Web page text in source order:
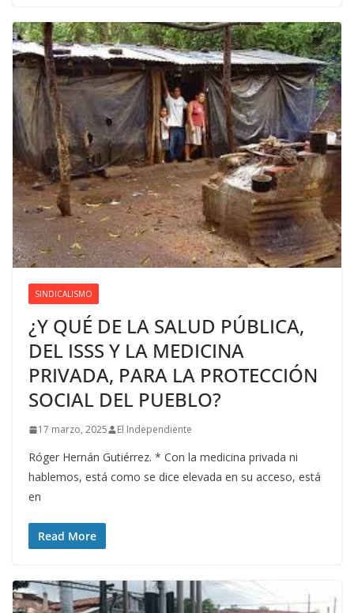
SINDICALISMO
¿Y QUÉ DE LA SALUD PÚBLICA,
DEL ISSS Y LA MEDICINA
PRIVADA, PARA LA PROTECCIÓN
SOCIAL DEL PUEBLO?
17 marzo, 2025 El Independiente
Róger Hernán Gutiérrez. * Con la medicina privada ni
hablemos, está como se dice elevada en su acceso, está
en
Read More